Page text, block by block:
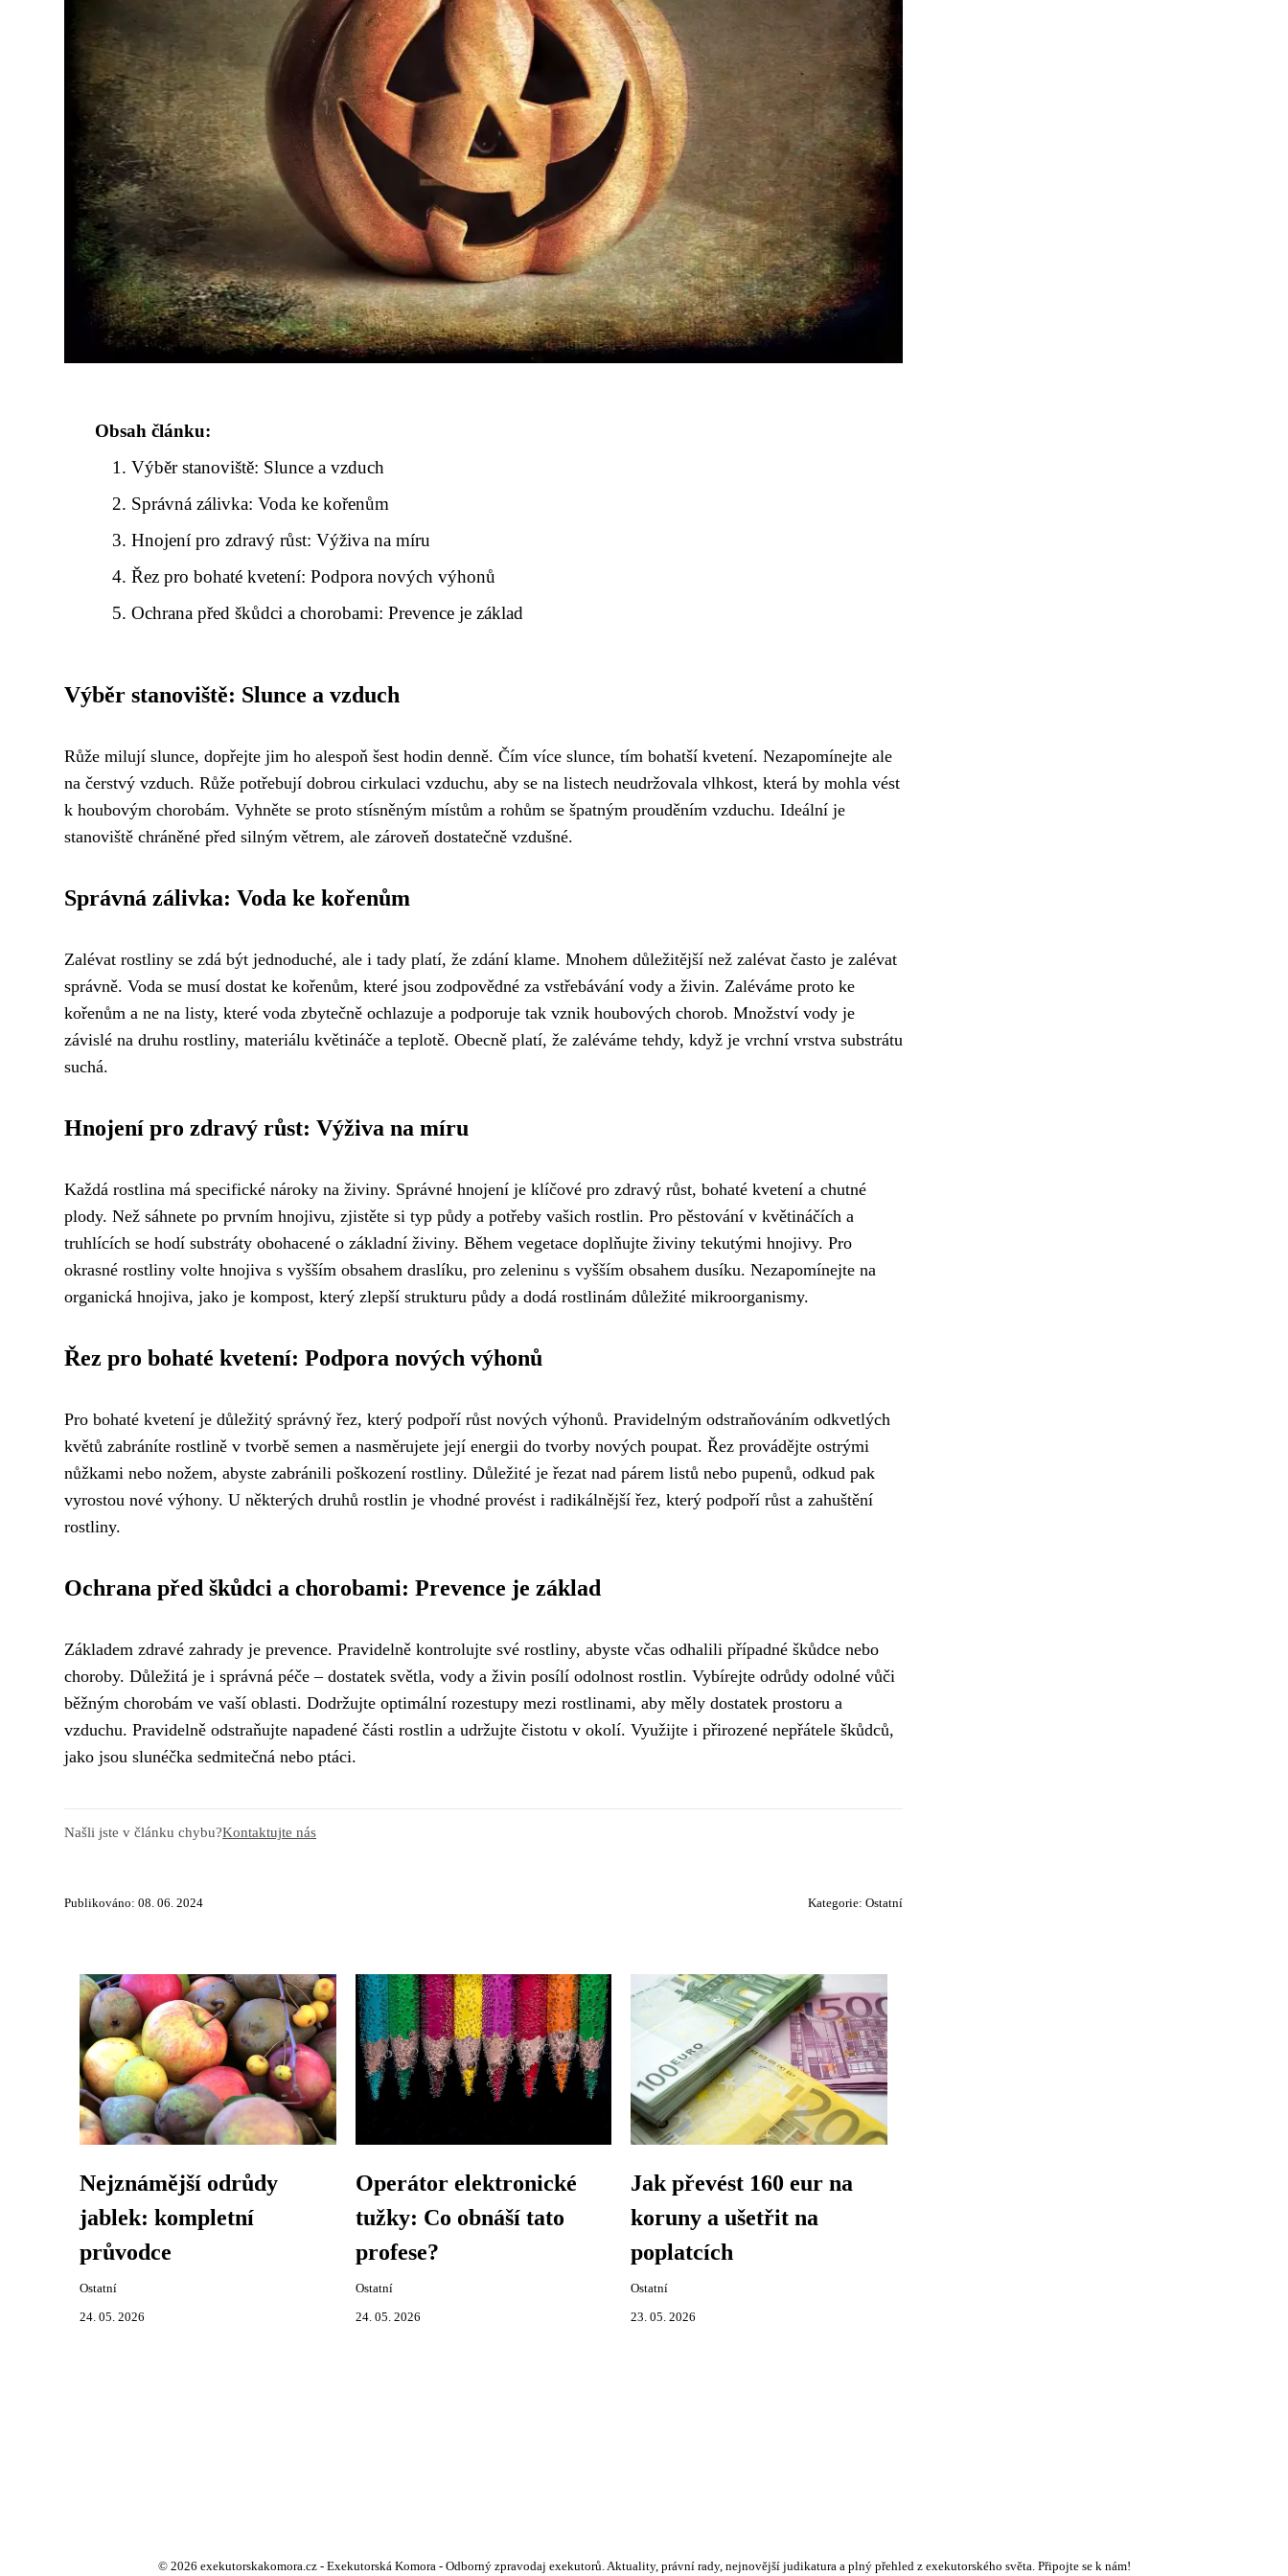
Obsah článku:
Výběr stanoviště: Slunce a vzduch
Správná zálivka: Voda ke kořenům
Hnojení pro zdravý růst: Výživa na míru
Řez pro bohaté kvetení: Podpora nových výhonů
Ochrana před škůdci a chorobami: Prevence je základ
Výběr stanoviště: Slunce a vzduch
Růže milují slunce, dopřejte jim ho alespoň šest hodin denně. Čím více slunce, tím bohatší kvetení. Nezapomínejte ale
na čerstvý vzduch. Růže potřebují dobrou cirkulaci vzduchu, aby se na listech neudržovala vlhkost, která by mohla vést
k houbovým chorobám. Vyhněte se proto stísněným místům a rohům se špatným prouděním vzduchu. Ideální je
stanoviště chráněné před silným větrem, ale zároveň dostatečně vzdušné.
Správná zálivka: Voda ke kořenům
Zalévat rostliny se zdá být jednoduché, ale i tady platí, že zdání klame. Mnohem důležitější než zalévat často je zalévat
správně. Voda se musí dostat ke kořenům, které jsou zodpovědné za vstřebávání vody a živin. Zaléváme proto ke
kořenům a ne na listy, které voda zbytečně ochlazuje a podporuje tak vznik houbových chorob. Množství vody je
závislé na druhu rostliny, materiálu květináče a teplotě. Obecně platí, že zaléváme tehdy, když je vrchní vrstva substrátu
suchá.
Hnojení pro zdravý růst: Výživa na míru
Každá rostlina má specifické nároky na živiny. Správné hnojení je klíčové pro zdravý růst, bohaté kvetení a chutné
plody. Než sáhnete po prvním hnojivu, zjistěte si typ půdy a potřeby vašich rostlin. Pro pěstování v květináčích a
truhlících se hodí substráty obohacené o základní živiny. Během vegetace doplňujte živiny tekutými hnojivy. Pro
okrasné rostliny volte hnojiva s vyšším obsahem draslíku, pro zeleninu s vyšším obsahem dusíku. Nezapomínejte na
organická hnojiva, jako je kompost, který zlepší strukturu půdy a dodá rostlinám důležité mikroorganismy.
Řez pro bohaté kvetení: Podpora nových výhonů
Pro bohaté kvetení je důležitý správný řez, který podpoří růst nových výhonů. Pravidelným odstraňováním odkvetlých
květů zabráníte rostlině v tvorbě semen a nasměrujete její energii do tvorby nových poupat. Řez provádějte ostrými
nůžkami nebo nožem, abyste zabránili poškození rostliny. Důležité je řezat nad párem listů nebo pupenů, odkud pak
vyrostou nové výhony. U některých druhů rostlin je vhodné provést i radikálnější řez, který podpoří růst a zahuštění
rostliny.
Ochrana před škůdci a chorobami: Prevence je základ
Základem zdravé zahrady je prevence. Pravidelně kontrolujte své rostliny, abyste včas odhalili případné škůdce nebo
choroby. Důležitá je i správná péče – dostatek světla, vody a živin posílí odolnost rostlin. Vybírejte odrůdy odolné vůči
běžným chorobám ve vaší oblasti. Dodržujte optimální rozestupy mezi rostlinami, aby měly dostatek prostoru a
vzduchu. Pravidelně odstraňujte napadené části rostlin a udržujte čistotu v okolí. Využijte i přirozené nepřátele škůdců,
jako jsou slunéčka sedmitečná nebo ptáci.
Našli jste v článku chybu?Kontaktujte nás
Publikováno: 08. 06. 2024 Kategorie: Ostatní
Nejznámější odrůdy
jablek: kompletní
průvodce
Ostatní
24. 05. 2026
Operátor elektronické
tužky: Co obnáší tato
profese?
Ostatní
24. 05. 2026
Jak převést 160 eur na
koruny a ušetřit na
poplatcích
Ostatní
23. 05. 2026
© 2026 exekutorskakomora.cz - Exekutorská Komora - Odborný zpravodaj exekutorů. Aktuality, právní rady, nejnovější judikatura a plný přehled z exekutorského světa. Připojte se k nám!